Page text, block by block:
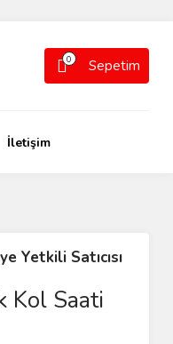
0 Sepetim
İletişim
Yetkili Satıcısı
Kol Saati